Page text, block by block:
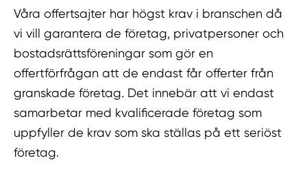
Våra offertsajter har högst krav i branschen då
vi vill garantera de företag, privatpersoner och
bostadsrättsföreningar som gör en
offertförfrågan att de endast får offerter från
granskade företag. Det innebär att vi endast
samarbetar med kvalificerade företag som
uppfyller de krav som ska ställas på ett seriöst
företag.